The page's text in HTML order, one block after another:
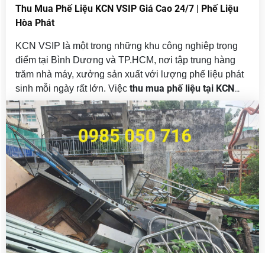
Thu Mua Phế Liệu KCN VSIP Giá Cao 24/7 | Phế Liệu
Hòa Phát
KCN VSIP là một trong những khu công nghiệp trọng
điểm tại Bình Dương và TP.HCM, nơi tập trung hàng
trăm nhà máy, xưởng sản xuất với lượng phế liệu phát
sinh mỗi ngày rất lớn. Việc thu mua phế liệu tại KCN
VSIP 1, vsip 2 , vsip 3không chỉ giúp doanh nghiệp tối
ưu chi phí mà còn góp phần xử lý chất thải công nghiệp
đúng quy định, an toàn và bền vững .